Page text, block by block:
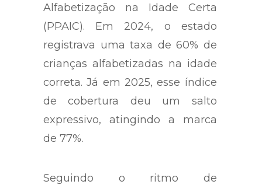
Alfabetização na Idade Certa
(PPAIC). Em 2024, o estado
registrava uma taxa de 60% de
crianças alfabetizadas na idade
correta. Já em 2025, esse índice
de cobertura deu um salto
expressivo, atingindo a marca
de 77%.
Seguindo o ritmo de